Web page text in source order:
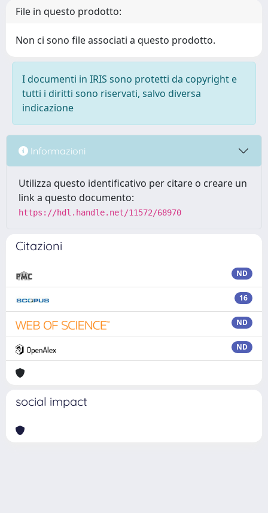
File in questo prodotto:
Non ci sono file associati a questo prodotto.
I documenti in IRIS sono protetti da copyright e
tutti i diritti sono riservati, salvo diversa
indicazione
Informazioni
Utilizza questo identificativo per citare o creare un
link a questo documento:
https://hdl.handle.net/11572/68970
Citazioni
ND
16
ND
ND
social impact